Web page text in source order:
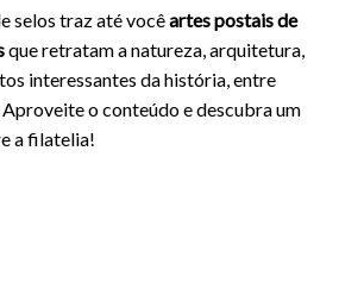
selos traz até vocêartes postais de
que retratam a natureza, arquitetura,
interessantes da história, entre
o conteúdo e descubra um
a filatelia!